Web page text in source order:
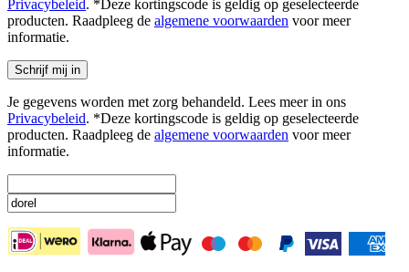
Privacybeleid. *Deze kortingscode is geldig op geselecteerde
producten. Raadpleeg de algemene voorwaarden voor meer
informatie.
Schrijf mij in
Je gegevens worden met zorg behandeld. Lees meer in ons
Privacybeleid. *Deze kortingscode is geldig op geselecteerde
producten. Raadpleeg de algemene voorwaarden voor meer
informatie.